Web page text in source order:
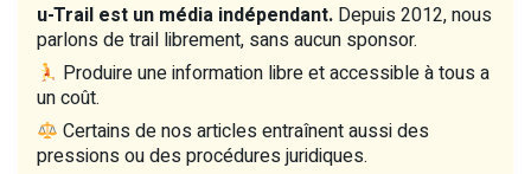
u-Trail est un média indépendant. Depuis 2012, nous
parlons de trail librement, sans aucun sponsor.
Produire une information libre et accessible à tous a
un coût.
Certains de nos articles entraînent aussi des
pressions ou des procédures juridiques.